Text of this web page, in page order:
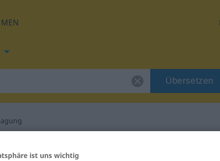
Übersetzen
für "Veranschlagung"
ist uns wichtig